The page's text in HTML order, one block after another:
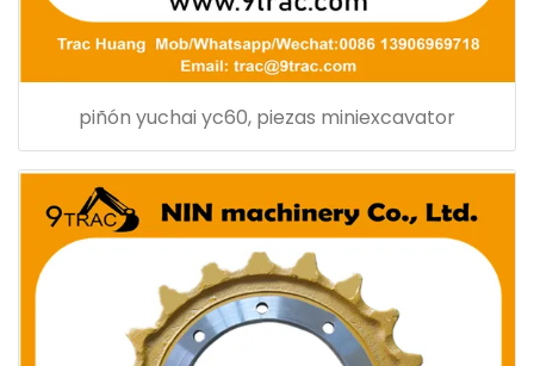
piñón yuchai yc60, piezas miniexcavator